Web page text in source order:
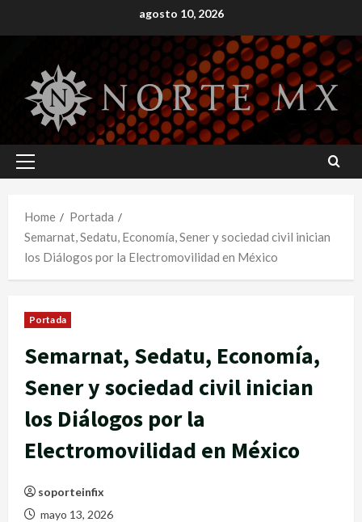
to
agosto 10, 2026
Primary
Home
Portada
Semarnat, Sedatu, Economía, Sener y sociedad civil inician
los Diálogos por la Electromovilidad en México
Portada
Semarnat, Sedatu, Economía,
Sener y sociedad civil inician
los Diálogos por la
Electromovilidad en México
soporteinfix
mayo 13, 2026